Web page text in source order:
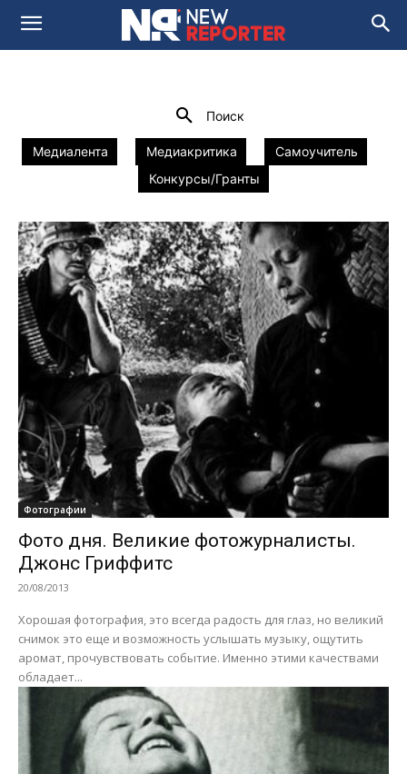
ФОТОГРАФИИ
Поиск
Медиалента Медиакритика
Самоучитель
Конкурсы/Гранты
Фотографии
Фото дня. Великие фотожурналисты.
Джонс Гриффитс
20/08/2013
Хорошая фотография, это всегда радость для глаз, но великий
снимок это еще и возможность услышать музыку, ощутить
аромат, прочувствовать событие. Именно этими качествами
обладает...